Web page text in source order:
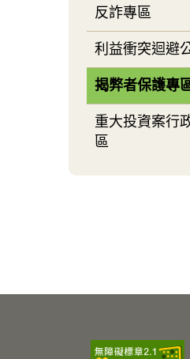
反詐專區
利益衝突迴避
揭弊者保護專
重大投資案行
區